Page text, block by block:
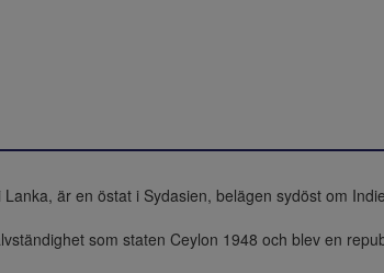
är en östat i Sydasien, belägen sydöst om
som staten Ceylon 1948 och blev en